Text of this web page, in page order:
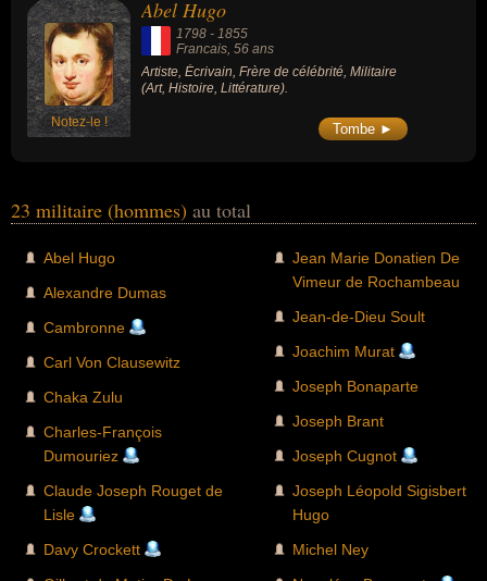
Notez-le !
Abel Hugo
1798 - 1855
Francais, 56 ans
Artiste, Écrivain, Frère de célébrité, Militaire
(Art, Histoire, Littérature).
Tombe ►
23 militaire (hommes) au total
Abel Hugo
Alexandre Dumas
Cambronne
Carl Von Clausewitz
Chaka Zulu
Charles-François
Dumouriez
Claude Joseph Rouget de
Lisle
Davy Crockett
Jean Marie Donatien De
Vimeur de Rochambeau
Jean-de-Dieu Soult
Joachim Murat
Joseph Bonaparte
Joseph Brant
Joseph Cugnot
Joseph Léopold Sigisbert
Hugo
Michel Ney